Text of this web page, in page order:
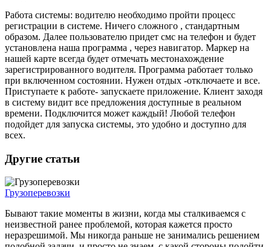
Работа системы: водителю необходимо пройти процесс
регистрации в системе. Ничего сложного , стандартным
образом. Далее пользователю придет смс на телефон и будет
установлена наша программа , через навигатор. Маркер на
нашей карте всегда будет отмечать местонахождение
зарегистрированного водителя. Программа работает только
при включенном состоянии. Нужен отдых -отключаете и все.
Приступаете к работе- запускаете приложение. Клиент заходя
в систему видит все предложения доступные в реальном
времени. Подключится может каждый! Любой телефон
подойдет для запуска системы, это удобно и доступно для
всех.
Другие статьи
Грузоперевозки
Бывают такие моменты в жизни, когда мы сталкиваемся с
неизвестной ранее проблемой, которая кажется просто
неразрешимой. Мы никогда раньше не занимались решением